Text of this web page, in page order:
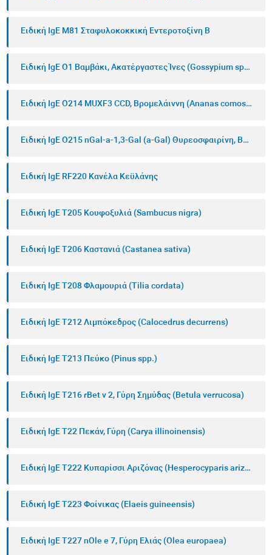
Ειδική IgE M81 Σταφυλοκοκκική Εντεροτοξίνη Β
Ειδική IgE O1 Βαμβάκι, Ακατέργαστες Ίνες (Gossypium spp.)
Ειδική IgE O214 MUXF3 CCD, Βρομελάιννη (Ananas comosus)
Ειδική IgE O215 nGal-a-1,3-Gal (a-Gal) Θυρεοσφαιρίνη, Βοοειδές
Ειδική IgE RF220 Κανέλα Κεϋλάνης
Ειδική IgE T205 Κουφοξυλιά (Sambucus nigra)
Ειδική IgE T206 Καστανιά (Castanea sativa)
Ειδική IgE T208 Φλαμουριά (Tilia cordata)
Ειδική IgE T212 Λιμπόκεδρος (Calocedrus decurrens)
Ειδική IgE T213 Πεύκο (Pinus spp.)
Ειδική IgE T216 rBet v 2, Γύρη Σημύδας (Betula verrucosa)
Ειδική IgE T22 Πεκάν, Γύρη (Carya illinoinensis)
Ειδική IgE T222 Κυπαρίσσι Αριζόνας (Hesperocyparis arizonica)
Ειδική IgE T223 Φοίνικας (Elaeis guineensis)
Ειδική IgE T227 nOle e 7, Γύρη Ελιάς (Olea europaea)